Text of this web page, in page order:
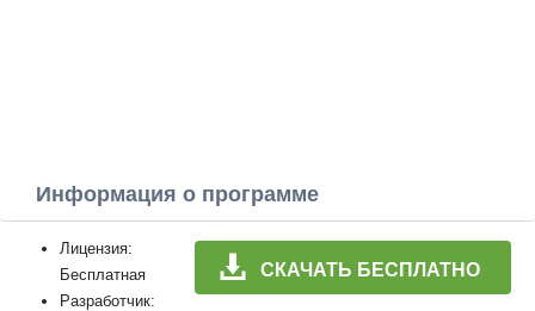
Информация о программе
СКАЧАТЬ БЕСПЛАТНО
Лицензия:
Бесплатная
Разработчик: